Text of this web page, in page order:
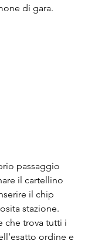
di gara.
passaggio
il cartellino
il chip
stazione.
che trova tutti i
ordine e